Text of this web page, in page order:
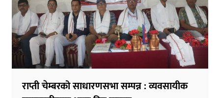
राप्ती चेम्बरको साधारणसभा सम्पन्न : व्यवसायीक